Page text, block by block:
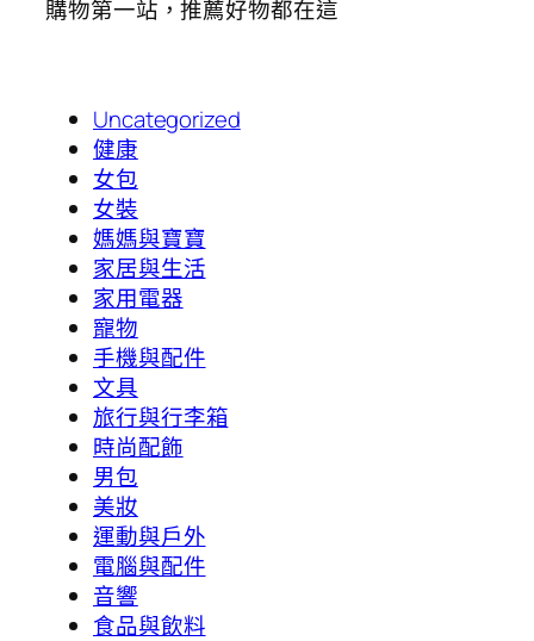
購物第一站，推薦好物都在這
Uncategorized
健康
女包
女裝
媽媽與寶寶
家居與生活
家用電器
寵物
手機與配件
文具
旅行與行李箱
時尚配飾
男包
美妝
運動與戶外
電腦與配件
音響
食品與飲料